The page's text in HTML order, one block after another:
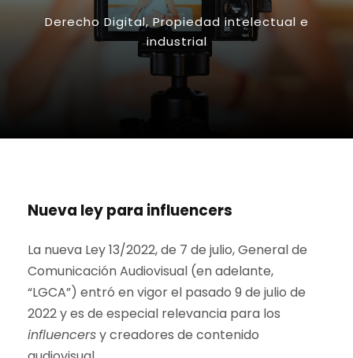
Derecho Digital, Propiedad intelectual e
industrial
Nueva ley para influencers
La nueva Ley 13/2022, de 7 de julio, General de
Comunicación Audiovisual (en adelante,
“LGCA”) entró en vigor el pasado 9 de julio de
2022 y es de especial relevancia para los
influencersy creadores de contenido